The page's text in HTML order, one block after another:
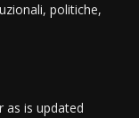
politiche,
as is updated